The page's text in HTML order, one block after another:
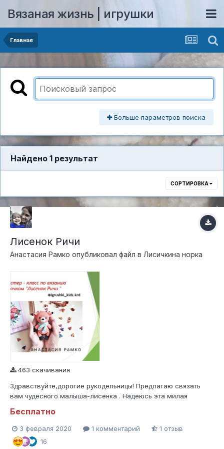
Вязаная жизнь | игрушки
Главная
Больше параметров поиска
Найдено 1 результат
СОРТИРОВКА
Лисенок Ричи
Анастасия Рамко опубликовал файл в Лисичкина норка
463 скачивания
Здравствуйте,дорогие рукодельницы! Предлагаю связать
вам чудесного малыша-лисенка . Надеюсь эта милая
приятного вязания и творческого вдохновения .
Бесплатно
3 февраля 2020 1 комментарий
1 отзыв
16